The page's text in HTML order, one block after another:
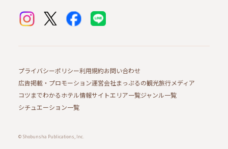
プライバシーポリシー利用規約お問い合わせ
広告掲載・プロモーション運営会社まっぷるの観光旅行メディア
コツまでわかるホテル情報サイトエリア一覧ジャンル一覧
シチュエーション一覧
© Shobunsha Publications, Inc.